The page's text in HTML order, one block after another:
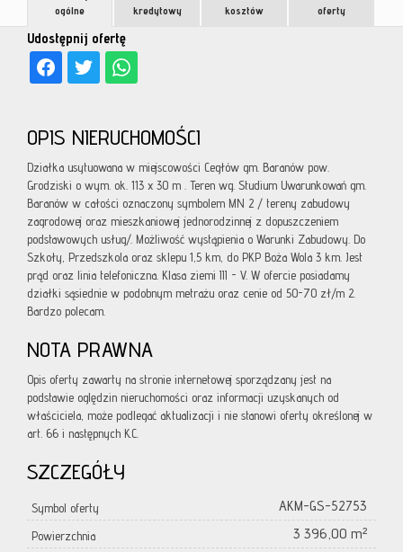
Udostępnij ofertę
ogólne
kredytowy
kosztów
oferty
OPIS NIERUCHOMOŚCI
Działka usytuowana w miejscowości Cegłów gm. Baranów pow.
Grodziski o wym. ok. 113 x 30 m . Teren wg. Studium Uwarunkowań gm.
Baranów w całości oznaczony symbolem MN 2 / tereny zabudowy
zagrodowej oraz mieszkaniowej jednorodzinnej z dopuszczeniem
podstawowych usług/. Możliwość wystąpienia o Warunki Zabudowy. Do
Szkoły, Przedszkola oraz sklepu 1,5 km, do PKP Boża Wola 3 km. Jest
prąd oraz linia telefoniczna. Klasa ziemi III - V. W ofercie posiadamy
działki sąsiednie w podobnym metrażu oraz cenie od 50-70 zł/m 2.
Bardzo polecam.
NOTA PRAWNA
Opis oferty zawarty na stronie internetowej sporządzany jest na
podstawie oględzin nieruchomości oraz informacji uzyskanych od
właściciela, może podlegać aktualizacji i nie stanowi oferty określonej w
art. 66 i następnych K.C.
SZCZEGÓŁY
Symbol oferty AKM-GS-52753
Powierzchnia 3 396,00 m²